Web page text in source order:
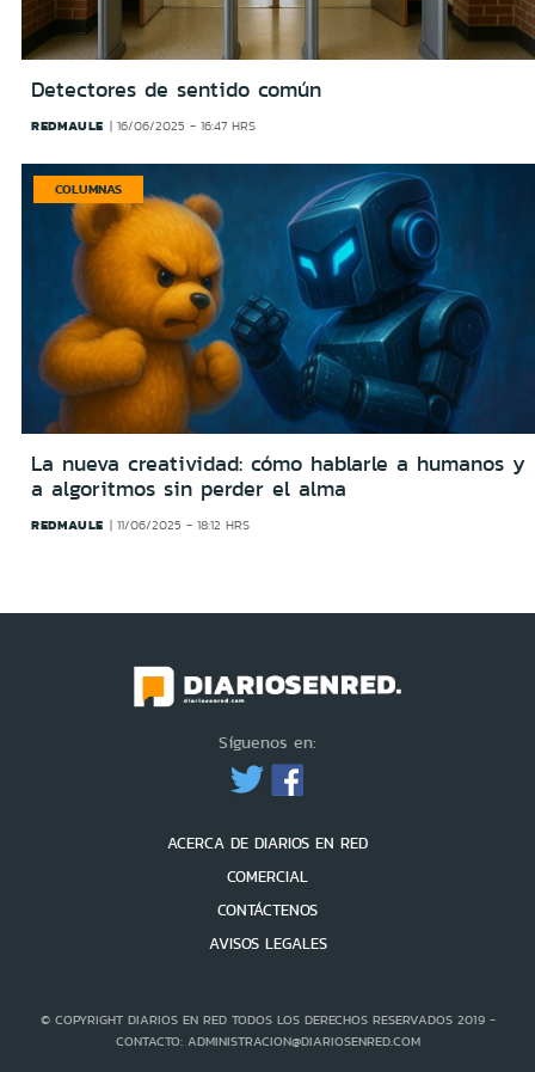
Detectores de sentido común
REDMAULE 16/06/2025 - 16:47 HRS
COLUMNAS
La nueva creatividad: cómo hablarle a humanos y
a algoritmos sin perder el alma
REDMAULE 11/06/2025 - 18:12 HRS
Síguenos en:
ACERCA DE DIARIOS EN RED
COMERCIAL
CONTÁCTENOS
AVISOS LEGALES
© COPYRIGHT DIARIOS EN RED TODOS LOS DERECHOS RESERVADOS 2019 -
CONTACTO: ADMINISTRACION@DIARIOSENRED.COM